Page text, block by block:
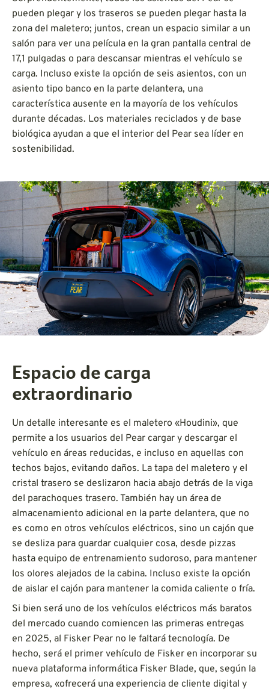
pueden plegar y los traseros se pueden plegar hasta la
zona del maletero; juntos, crean un espacio similar a un
salón para ver una película en la gran pantalla central de
17,1 pulgadas o para descansar mientras el vehículo se
carga. Incluso existe la opción de seis asientos, con un
asiento tipo banco en la parte delantera, una
característica ausente en la mayoría de los vehículos
durante décadas. Los materiales reciclados y de base
biológica ayudan a que el interior del Pear sea líder en
sostenibilidad.
Espacio de carga
extraordinario
Un detalle interesante es el maletero «Houdini», que
permite a los usuarios del Pear cargar y descargar el
vehículo en áreas reducidas, e incluso en aquellas con
techos bajos, evitando daños. La tapa del maletero y el
cristal trasero se deslizaron hacia abajo detrás de la viga
del parachoques trasero. También hay un área de
almacenamiento adicional en la parte delantera, que no
es como en otros vehículos eléctricos, sino un cajón que
se desliza para guardar cualquier cosa, desde pizzas
hasta equipo de entrenamiento sudoroso, para mantener
los olores alejados de la cabina. Incluso existe la opción
de aislar el cajón para mantener la comida caliente o fría.
Si bien será uno de los vehículos eléctricos más baratos
del mercado cuando comiencen las primeras entregas
en 2025, al Fisker Pear no le faltará tecnología. De
hecho, será el primer vehículo de Fisker en incorporar su
nueva plataforma informática Fisker Blade, que, según la
empresa, «ofrecerá una experiencia de cliente digital y